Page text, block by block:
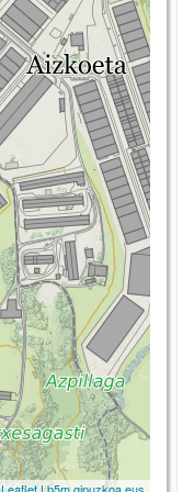
Leaflet|b5m.gipuzkoa.eus